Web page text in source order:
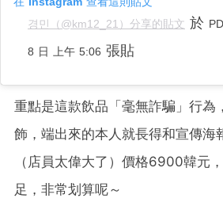
경민（@km12_21）分享的貼文 於
8 日 上午 5:06 張貼
重點是這款飲品「毫無詐騙」行為
飾，端出來的本人就長得和宣傳海
（店員太偉大了）價格6900韓元
足，非常划算呢～